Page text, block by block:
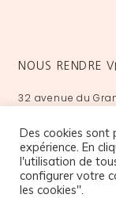
NOUS RENDRE
32 avenue du
06 82 96 57 87
Des cookies sont
expérience. En
l'utilisation de
configurer votre
les cookies".